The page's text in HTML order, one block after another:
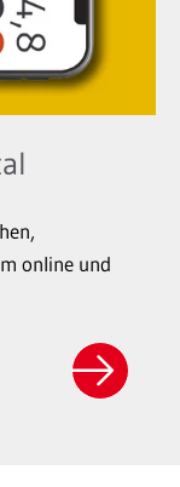
online und